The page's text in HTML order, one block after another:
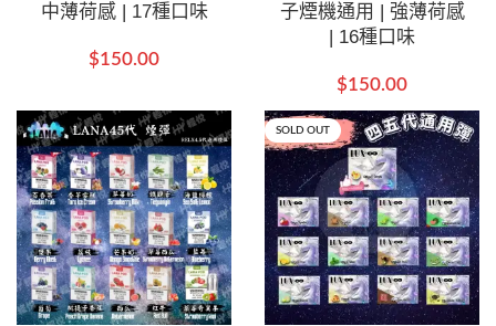
中薄荷感 | 17種口味
$150.00
子煙機通用 | 強薄荷感
| 16種口味
$150.00
SOLD OUT